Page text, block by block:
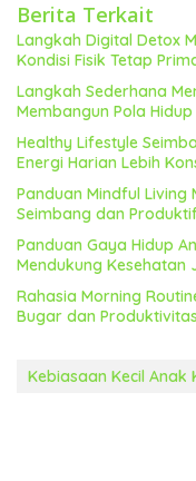
Berita Terkait
Langkah Digital Detox
Kondisi Fisik Tetap
Langkah Sederhana
Membangun Pola
Healthy Lifestyle
Energi Harian Lebih
Panduan Mindful Living
Seimbang dan
Panduan Gaya Hidup
Mendukung Kesehatan
Rahasia Morning
Bugar dan
Kebiasaan Kecil Anak